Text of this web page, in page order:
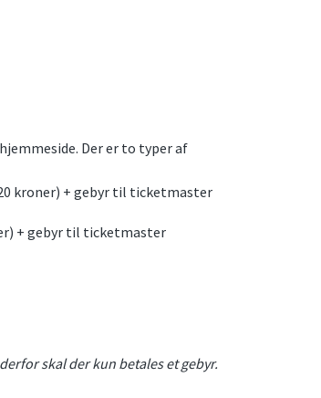
Der er to typer af
kroner) + gebyr til ticketmaster
+ gebyr til ticketmaster
skal der kun betales et gebyr.